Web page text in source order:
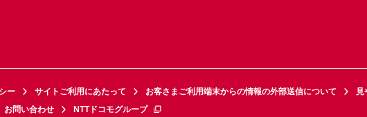
ー サイトご利用にあたって お客さまご利用端末からの情報の外部送信について
見
お問い合わせ NTTドコモグループ